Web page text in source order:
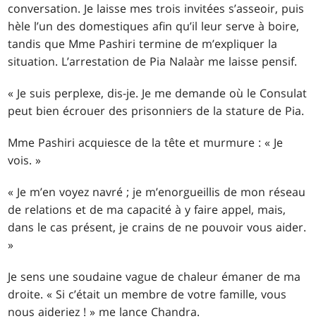
conversation. Je laisse mes trois invitées s’asseoir, puis
hèle l’un des domestiques afin qu’il leur serve à boire,
tandis que Mme Pashiri termine de m’expliquer la
situation. L’arrestation de Pia Nalaàr me laisse pensif.
« Je suis perplexe, dis-je. Je me demande où le Consulat
peut bien écrouer des prisonniers de la stature de Pia.
Mme Pashiri acquiesce de la tête et murmure : « Je
vois. »
« Je m’en voyez navré ; je m’enorgueillis de mon réseau
de relations et de ma capacité à y faire appel, mais,
dans le cas présent, je crains de ne pouvoir vous aider.
»
Je sens une soudaine vague de chaleur émaner de ma
droite. « Si c’était un membre de votre famille, vous
nous aideriez ! » me lance Chandra.